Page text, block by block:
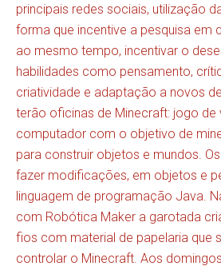
principais redes sociais, utilização
forma que incentive a pesquisa em
ao mesmo tempo, incentivar o
habilidades como pensamento,
criatividade e adaptação a novos
terão oficinas de Minecraft: jogo de
computador com o objetivo de
para construir objetos e mundos.
fazer modificações, em objetos e
linguagem de programação Java.
com Robótica Maker a garotada
fios com material de papelaria que
controlar o Minecraft. Aos